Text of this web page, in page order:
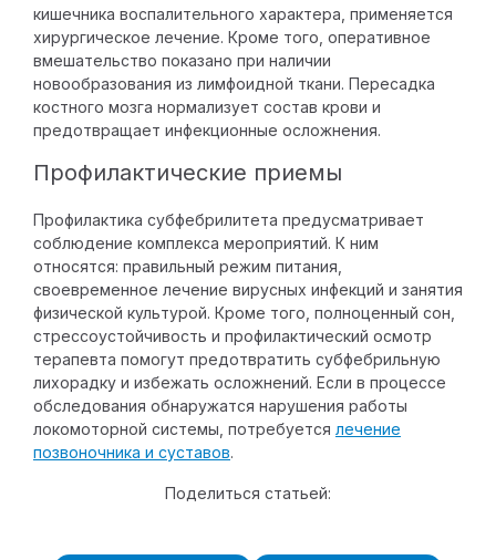
кишечника воспалительного характера, применяется
хирургическое лечение. Кроме того, оперативное
вмешательство показано при наличии
новообразования из лимфоидной ткани. Пересадка
костного мозга нормализует состав крови и
предотвращает инфекционные осложнения.
Профилактические приемы
Профилактика субфебрилитета предусматривает
соблюдение комплекса мероприятий. К ним
относятся: правильный режим питания,
своевременное лечение вирусных инфекций и занятия
физической культурой. Кроме того, полноценный сон,
стрессоустойчивость и профилактический осмотр
терапевта помогут предотвратить субфебрильную
лихорадку и избежать осложнений. Если в процессе
обследования обнаружатся нарушения работы
локомоторной системы, потребуется лечение
позвоночника и суставов.
Поделиться статьей: